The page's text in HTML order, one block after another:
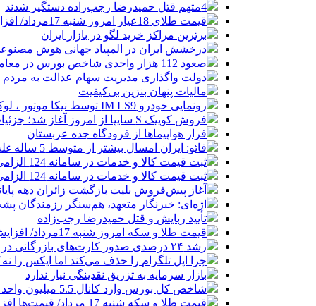
4متهم قتل حمیدرضا رجب‌زاده دستگیر شدند
قیمت طلای 18عیار امروز شنبه 17مرداد/ افزایش قیمت + جدول و جزئیات
برترین مراکز خرید لگو در بازار ایران
درخشش ایران در المپیاد جهانی هوش
صعود 112 هزار واحدی شاخص بورس در معاملات امروز
دولت واگذاری مدیریت سهام عدالت به مردم
مالیات پنهان بنزین بی‌کیفیت
رونمایی خودرو IM LS9 توسط نیکا موتور ، لوکس ترین شاسی بلند EREV در ایران
فروش کوییک S سایپا از امروز آغاز شد؛ جزئیات ثبت‌نام و شرایط
فرار هواپیماها از فرودگاه جده عربستان
فائو: ایران امسال بیشتر از متوسط 5 ساله غله تولید می‌کند
ثبت قیمت کالا و خدمات در سامانه 124 الزامی شد
ثبت قیمت کالا و خدمات در سامانه 124 الزامی شد
آغاز پیش‌فروش بلیت بازگشت زائران دهه
اژه‌ای: خبرنگار متعهد، هم‌سنگر رزمندگان
تأیید ربایش و قتل حمیدرضا رجب‌زاده
قیمت طلا و سکه امروز شنبه 17مرداد/ افزایش همه قیمت ها + جدول و جزئیات
رشد ۲۴ درصدی صدور کارت‌های بازرگانی در گرگان
چرا اپل تلگرام را حذف می‌کند اما ایکس را
بازار سرمایه به تزریق نقدینگی نیاز ندارد
شاخص کل بورس وارد کانال 5.5 میلیون واحد شد
قیمت طلا و سکه شنبه 17 مرداد/ قیمت‌ها افزایشی